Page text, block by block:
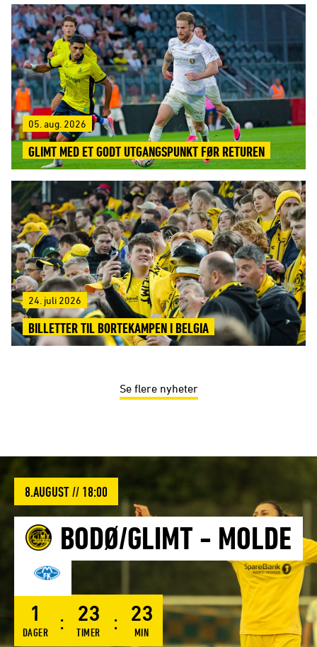
05. aug. 2026
GLIMT MED ET GODT UTGANGSPUNKT FØR RETUREN
24. juli 2026
BILLETTER TIL BORTEKAMPEN I BELGIA
Se flere nyheter
8.AUGUST // 18:00
BODØ/GLIMT - MOLDE
1
DAGER
23
TIMER
23
MIN